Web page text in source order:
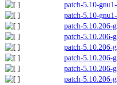
patch-5.10-
patch-5.10-
patch-5.10.206-
patch-5.10.206-
patch-5.10.206-
patch-5.10.206-
patch-5.10.206-
patch-5.10.206-